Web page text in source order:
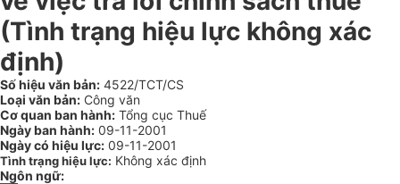
(Tình trạng hiệu lực không xác
định)
Số hiệu văn bản: 4522/TCT/CS
Loại văn bản: Công văn
Cơ quan ban hành: Tổng cục Thuế
Ngày ban hành: 09-11-2001
Ngày có hiệu lực: 09-11-2001
Tình trạng hiệu lực: Không xác định
Ngôn ngữ: